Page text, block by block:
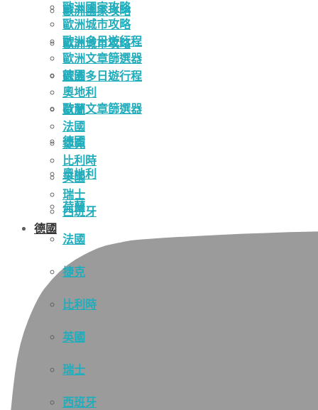
歐洲國家攻略
歐洲城市攻略
歐洲多日遊行程
歐洲文章篩選器
德國
奧地利
荷蘭
法國
捷克
比利時
英國
瑞士
西班牙
歐洲國家攻略
歐洲城市攻略
歐洲多日遊行程
歐洲文章篩選器
德國
奧地利
荷蘭
法國
捷克
比利時
英國
瑞士
西班牙
德國